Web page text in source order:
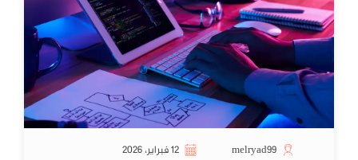
melryad99 12 فبراير، 2026